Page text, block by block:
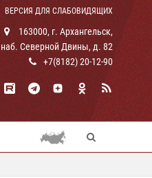
ВЕРСИЯ ДЛЯ СЛАБОВИДЯЩИХ
163000, г. Архангельск,
наб. Северной Двины, д. 82
+7(8182) 20-12-90